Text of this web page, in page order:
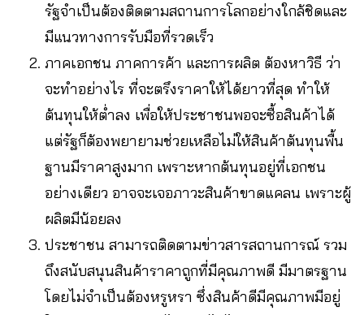
รัฐจำเป็นต้องติดตามสถานการโลกอย่างใกล้ชิดและ
มีแนวทางการรับมือที่รวดเร็ว
ภาคเอกชน ภาคการค้า และการผลิต ต้องหาวิธี ว่า
จะทำอย่างไร ที่จะตรึงราคาให้ได้ยาวที่สุด ทำให้
ต้นทุนให้ต่ำลง เพื่อให้ประชาชนพอจะซื้อสินค้าได้
แต่รัฐก็ต้องพยายามช่วยเหลือไม่ให้สินค้าต้นทุนพื้น
ฐานมีราคาสูงมาก เพราะหากต้นทุนอยู่ที่เอกชน
อย่างเดียว อาจจะเจอภาวะสินค้าขาดแคลน เพราะผู้
ผลิตมีน้อยลง
ประชาชน สามารถติดตามข่าวสารสถานการณ์ รวม
ถึงสนับสนุนสินค้าราคาถูกที่มีคุณภาพดี มีมาตรฐาน
โดยไม่จำเป็นต้องหรูหรา ซึ่งสินค้าดีมีคุณภาพมีอยู่